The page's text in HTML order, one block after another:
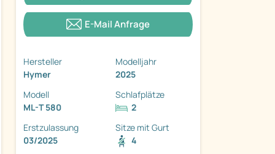
E-Mail Anfrage
Hersteller
Hymer
Modelljahr
2025
Modell
ML-T 580
Schlafplätze
2
Erstzulassung
03/2025
Sitze mit Gurt
4